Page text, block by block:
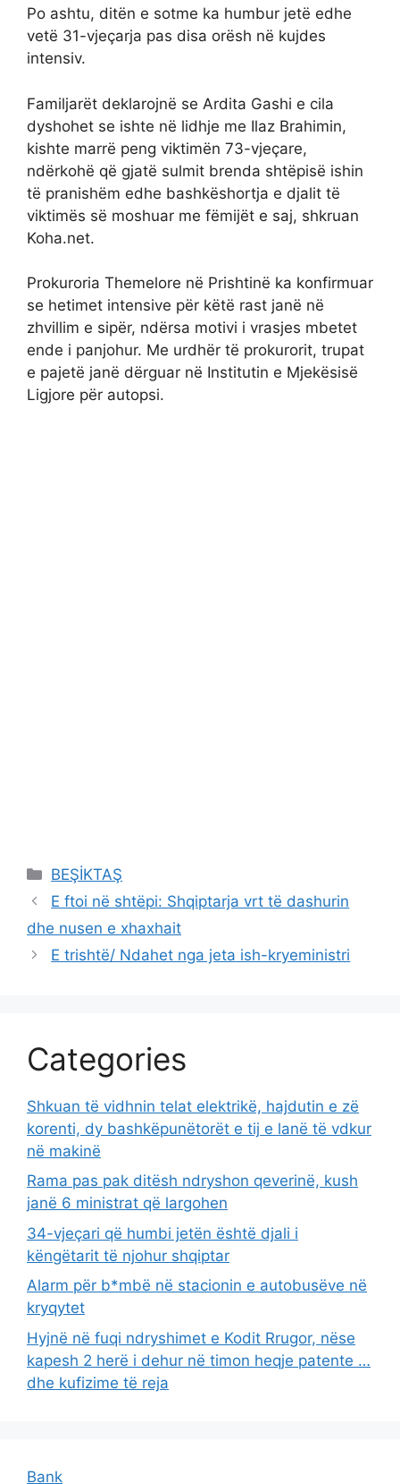
Po ashtu, ditën e sotme ka humbur jetë edhe
vetë 31-vjeçarja pas disa orësh në kujdes
intensiv.
Familjarët deklarojnë se Ardita Gashi e cila
dyshohet se ishte në lidhje me Ilaz Brahimin,
kishte marrë peng viktimën 73-vjeçare,
ndërkohë që gjatë sulmit brenda shtëpisë ishin
të pranishëm edhe bashkëshortja e djalit të
viktimës së moshuar me fëmijët e saj, shkruan
Koha.net.
Prokuroria Themelore në Prishtinë ka konfirmuar
se hetimet intensive për këtë rast janë në
zhvillim e sipër, ndërsa motivi i vrasjes mbetet
ende i panjohur. Me urdhër të prokurorit, trupat
e pajetë janë dërguar në Institutin e Mjekësisë
Ligjore për autopsi.
Categories
BEŞİKTAŞ
E ftoi në shtëpi: Shqiptarja vrt të dashurin
dhe nusen e xhaxhait
E trishtë/ Ndahet nga jeta ish-kryeministri
Categories
Shkuan të vidhnin telat elektrikë, hajdutin e zë
korenti, dy bashkëpunëtorët e tij e lanë të vdkur
në makinë
Rama pas pak ditësh ndryshon qeverinë, kush
janë 6 ministrat që largohen
34-vjeçari që humbi jetën është djali i
këngëtarit të njohur shqiptar
Alarm për b*mbë në stacionin e autobusëve në
kryqytet
Hyjnë në fuqi ndryshimet e Kodit Rrugor, nëse
kapesh 2 herë i dehur në timon heqje patente …
dhe kufizime të reja
Bank